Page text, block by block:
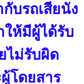
บรถเสียนัง
ห้มีผู้ได้รับ
ไม่รับผิด
โดยสาร